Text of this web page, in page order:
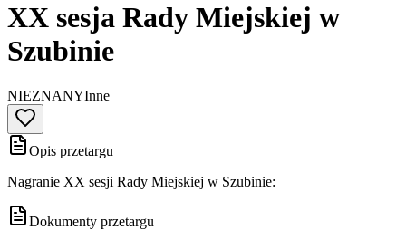
XX sesja Rady Miejskiej w
Szubinie
NIEZNANYInne
Opis przetargu
Nagranie XX sesji Rady Miejskiej w Szubinie:
Dokumenty przetargu